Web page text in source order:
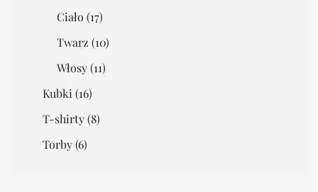
Ciało (17)
Twarz (10)
Włosy(11)
Kubki (16)
T-shirty(8)
Torby(6)